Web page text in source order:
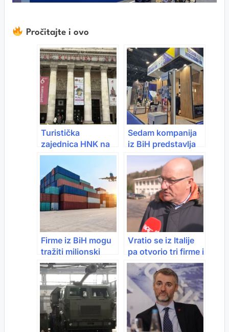
Pročitajte i ovo
Turistička
zajednica HNK na
sajmu u Poljskoj
predstavlja bogatu
ponudu
Hercegovine
Sedam kompanija
iz BiH predstavlja
se na jednom od
najvećih svjetskih
sajmova odbrane
Firme iz BiH mogu
tražiti milionski
povrat carina od
SAD-a
Vratio se iz Italije
pa otvorio tri firme i
oživio Podrinje